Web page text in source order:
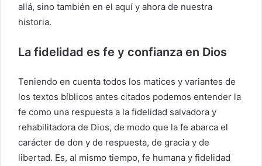
allá, sino también en el aquí y ahora de nuestra
historia.
La fidelidad es fe y confianza en Dios
Teniendo en cuenta todos los matices y variantes de
los textos bíblicos antes citados podemos entender la
fe como una respuesta a la fidelidad salvadora y
rehabilitadora de Dios, de modo que la fe abarca el
carácter de don y de respuesta, de gracia y de
libertad. Es, al mismo tiempo, fe humana y fidelidad